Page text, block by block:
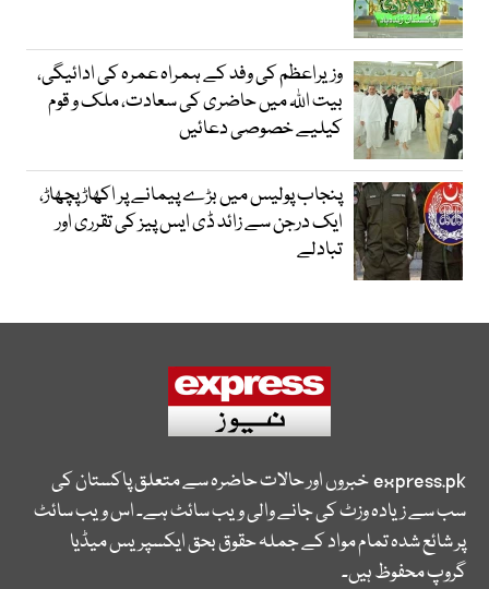
وزیراعظم کی وفد کے ہمراہ عمرہ کی ادائیگی،
بیت اللہ میں حاضری کی سعادت، ملک و قوم
کیلیے خصوصی دعائیں
پنجاب پولیس میں بڑے پیمانے پر اکھاڑ پچھاڑ،
ایک درجن سے زائد ڈی ایس پیز کی تقرری اور
تبادلے
express.pkخبروں اور حالات حاضرہ سے متعلق پاکستان کی
سب سے زیادہ وزٹ کی جانے والی ویب سائٹ ہے۔ اس ویب سائٹ
پر شائع شدہ تمام مواد کے جملہ حقوق بحق ایکسپریس میڈیا
گروپ محفوظ ہیں۔